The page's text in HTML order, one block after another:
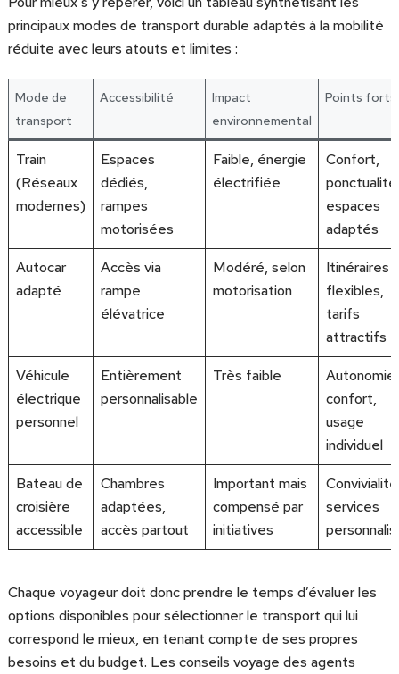
principaux modes de transport durable adaptés à la mobilité
réduite avec leurs atouts et limites :
Mode de
transport
Accessibilité
Impact
environnemental
Points forts
Train
(Réseaux
modernes)
Espaces
dédiés,
rampes
motorisées
Faible, énergie
électrifiée
Confort,
espaces
adaptés
Autocar
adapté
Accès via
rampe
élévatrice
Modéré, selon
motorisation
Itinéraires
flexibles,
tarifs
attractifs
Véhicule
électrique
personnel
Entièrement
personnalisable
Très faible
Autonomie,
confort,
usage
individuel
Bateau de
croisière
accessible
Chambres
adaptées,
accès partout
Important mais
compensé par
initiatives
services
Chaque voyageur doit donc prendre le temps d’évaluer les
options disponibles pour sélectionner le transport qui lui
correspond le mieux, en tenant compte de ses propres
besoins et du budget. Les conseils voyage des agents